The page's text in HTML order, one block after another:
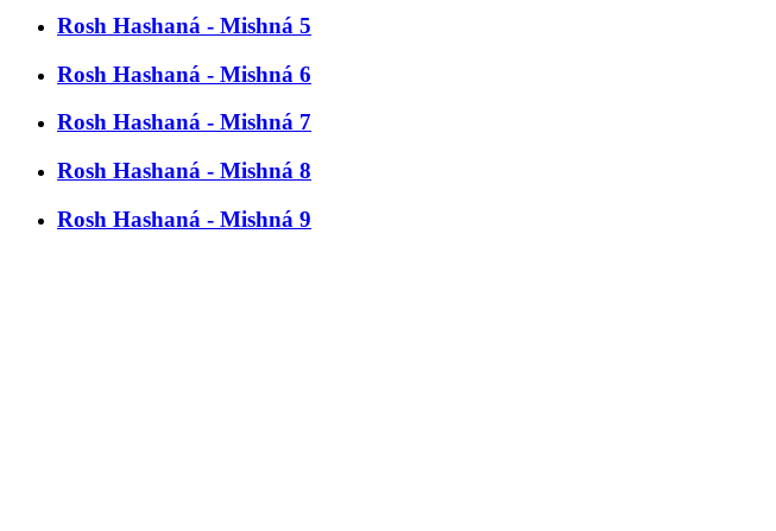
Rosh Hashaná - Mishná 5
Rosh Hashaná - Mishná 6
Rosh Hashaná - Mishná 7
Rosh Hashaná - Mishná 8
Rosh Hashaná - Mishná 9